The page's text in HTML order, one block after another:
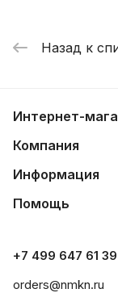
Назад к
Интернет-
Компания
Информация
Помощь
+7 499 647 61 39
orders@nmkn.ru